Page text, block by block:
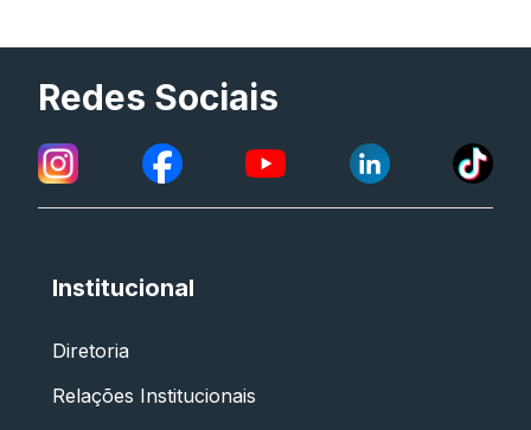
Redes Sociais
Institucional
Diretoria
Relações Institucionais